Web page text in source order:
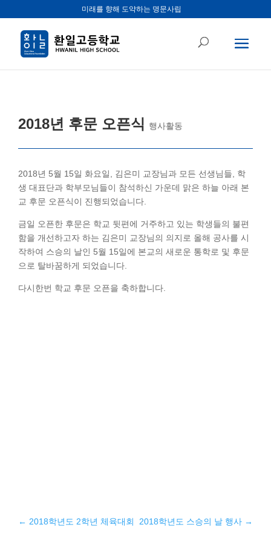
미래를 향해 도약하는 명문사립
2018년 후문 오픈식 행사활동
2018년 5월 15일 화요일, 김은미 교장님과 모든 선생님들, 학
생 대표단과 학부모님들이 참석하신 가운데 맑은 하늘 아래 본
교 후문 오픈식이 진행되었습니다.
금일 오픈한 후문은 학교 뒷편에 거주하고 있는 학생들의 불편
함을 개선하고자 하는 김은미 교장님의 의지로 올해 공사를 시
작하여 스승의 날인 5월 15일에 본교의 새로운 통학로 및 후문
으로 탈바꿈하게 되었습니다.
다시한번 학교 후문 오픈을 축하합니다.
← 2018학년도 2학년 체육대회 2018학년도 스승의 날 행사 →